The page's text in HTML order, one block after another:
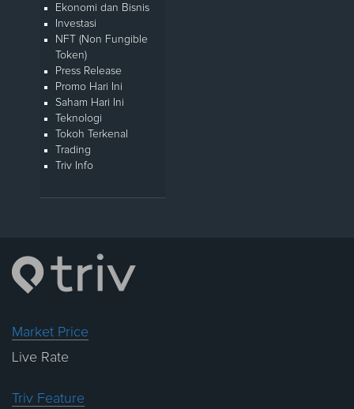
Ekonomi dan Bisnis
Investasi
NFT (Non Fungible
Token)
Press Release
Promo Hari Ini
Saham Hari Ini
Teknologi
Tokoh Terkenal
Trading
Triv Info
Market Price
Live Rate
Triv Feature